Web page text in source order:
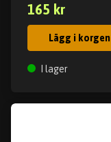
165 kr
Lägg i korgen
I lager